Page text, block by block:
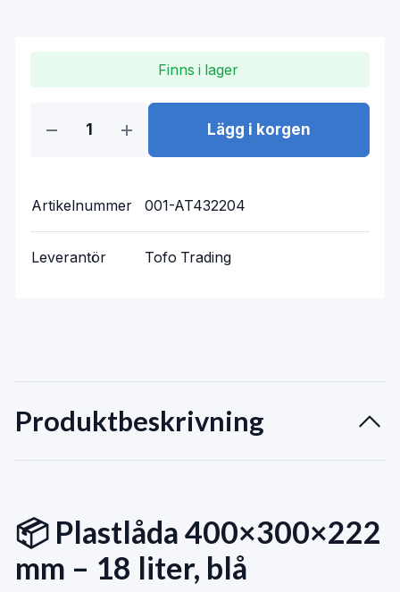
Finns i lager
Lägg i korgen
Artikelnummer 001-AT432204
Leverantör Tofo Trading
Produktbeskrivning
📦 Plastlåda 400×300×222
mm – 18 liter, blå